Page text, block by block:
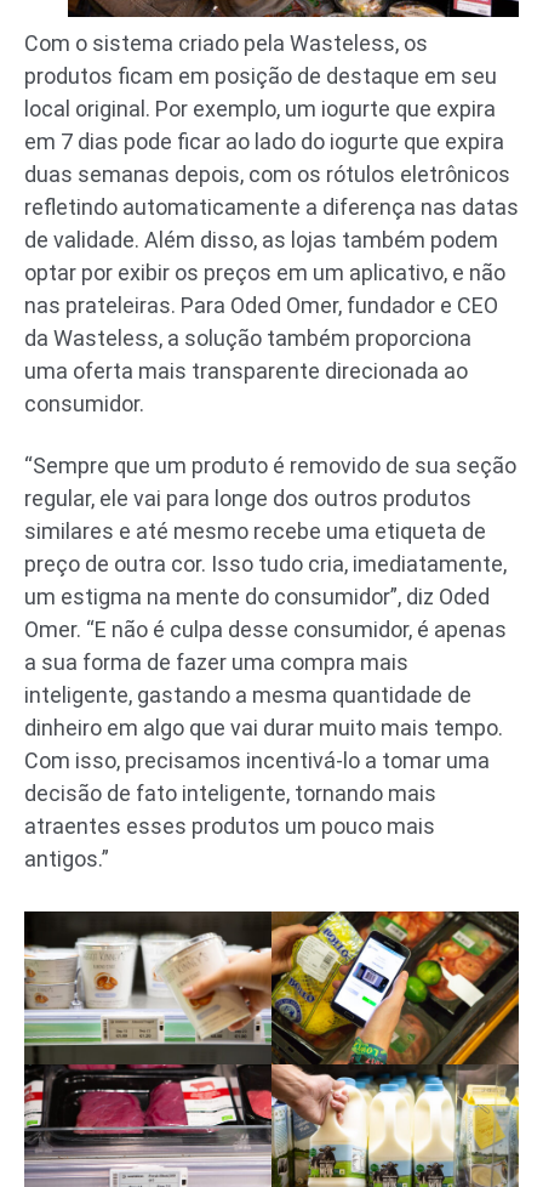
Com o sistema criado pela Wasteless, os
produtos ficam em posição de destaque em seu
local original. Por exemplo, um iogurte que expira
em 7 dias pode ficar ao lado do iogurte que expira
duas semanas depois, com os rótulos eletrônicos
refletindo automaticamente a diferença nas datas
de validade. Além disso, as lojas também podem
optar por exibir os preços em um aplicativo, e não
nas prateleiras. Para Oded Omer, fundador e CEO
da Wasteless, a solução também proporciona
uma oferta mais transparente direcionada ao
consumidor.
“Sempre que um produto é removido de sua seção
regular, ele vai para longe dos outros produtos
similares e até mesmo recebe uma etiqueta de
preço de outra cor. Isso tudo cria, imediatamente,
um estigma na mente do consumidor”, diz Oded
Omer. “E não é culpa desse consumidor, é apenas
a sua forma de fazer uma compra mais
inteligente, gastando a mesma quantidade de
dinheiro em algo que vai durar muito mais tempo.
Com isso, precisamos incentivá-lo a tomar uma
decisão de fato inteligente, tornando mais
atraentes esses produtos um pouco mais
antigos.”